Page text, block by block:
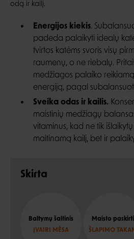
odą ir kailį.
Energijos kiekis.
padeda palaikyti idealų
tvirtos katėms svoris visų
raumenų, o ne riebalų.
medžiagos palaiko
energiją, pagal
Sveika odas ir kailis.
maistinių medžiagų
vitaminus, kad ne tik
maitinamą kailį, bet ir
Skirta
Baltymų šaltinis
ĮVAIRI MĖSA
Maisto
ŠLAPIMO